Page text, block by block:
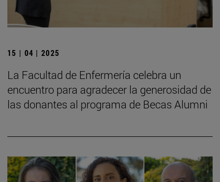
15 | 04 | 2025
La Facultad de Enfermería celebra un
encuentro para agradecer la generosidad de
las donantes al programa de Becas Alumni